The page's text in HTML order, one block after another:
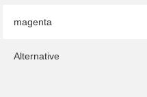
magenta
Alternative